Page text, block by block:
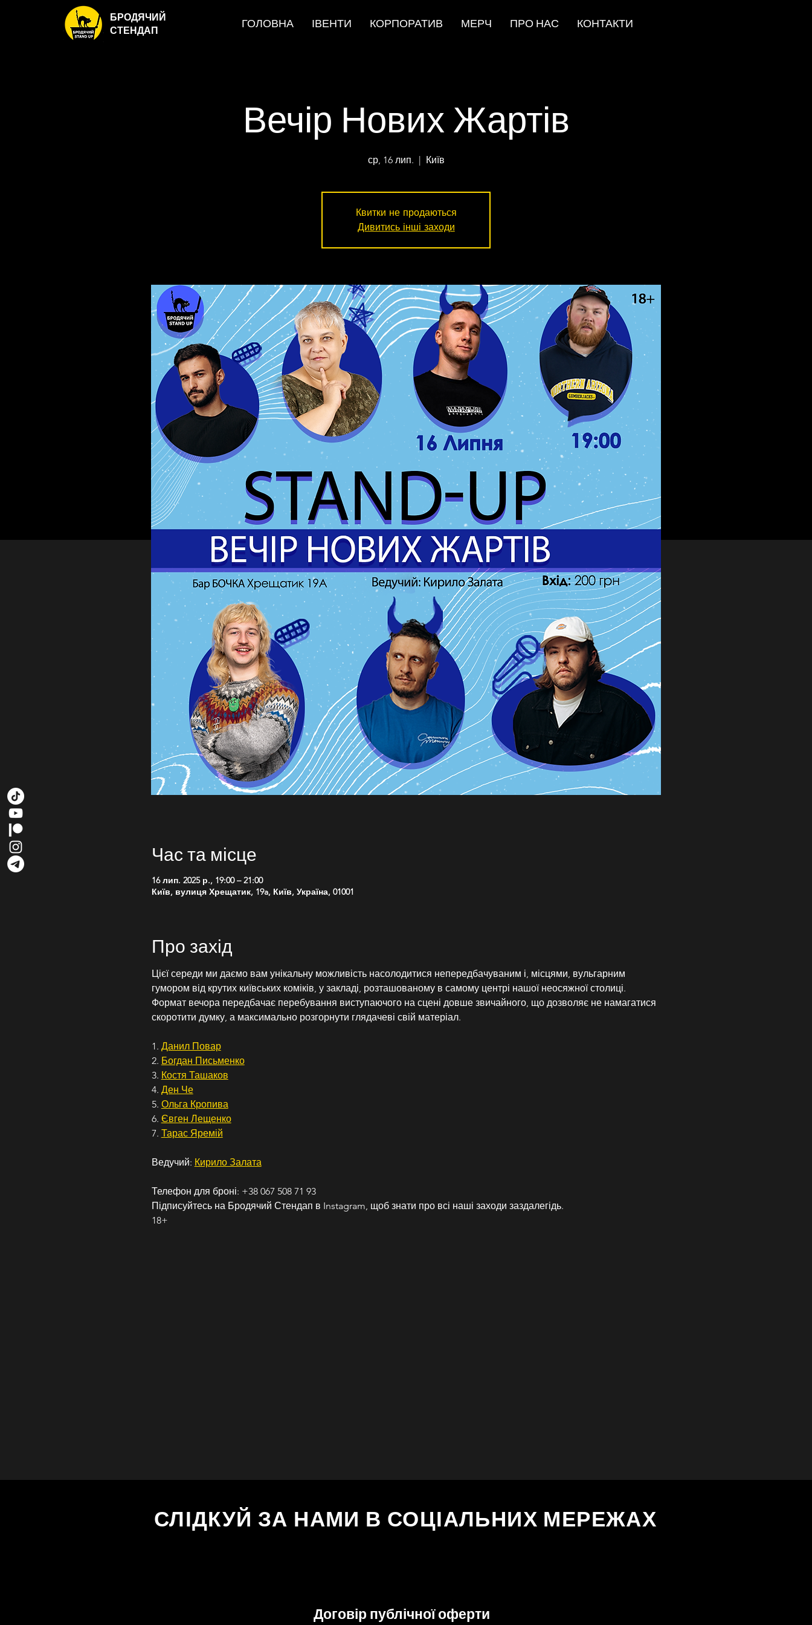
БРОДЯЧИЙ
СТЕНДАП
ГОЛОВНА ІВЕНТИ КОРПОРАТИВ МЕРЧ ПРО НАС КОНТАКТИ
Вечір Нових Жартів
ср, 16 лип.
  |
Київ
Квитки не продаються
Дивитись інші заходи
Час та місце
16 лип. 2025 р., 19:00 – 21:00
Київ, вулиця Хрещатик, 19a, Київ, Україна, 01001
Про захід
Цієї середи ми даємо вам унікальну можливість насолодитися непередбачуваним і, місцями, вульгарним
гумором від крутих київських коміків, у закладі, розташованому в самому центрі нашої неосяжної столиці.
Формат вечора передбачає перебування виступаючого на сцені довше звичайного, що дозволяє не намагатися
скоротити думку, а максимально розгорнути глядачеві свій матеріал.
1. Данил Повар
2. Богдан Письменко
3. Костя Ташаков
4. Ден Че
5. Ольга Кропива
6. Євген Лещенко
7. Тарас Яремій
Ведучий: Кирило Залата
Телефон для броні: +38 067 508 71 93
Підписуйтесь на Бродячий Стендап в Instagram, щоб знати про всі наші заходи заздалегідь.
18+
СЛІДКУЙ ЗА НАМИ В СОЦІАЛЬНИХ МЕРЕЖАХ
Договір публічної оферти